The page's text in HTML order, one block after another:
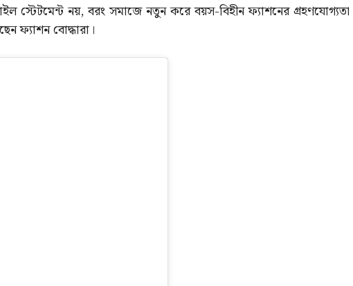
স্টেটমেন্ট নয়, বরং সমাজে নতুন করে বয়স-বিহীন ফ্যাশনের গ্রহণযোগ্যতা
ফ্যাশন বোদ্ধারা।